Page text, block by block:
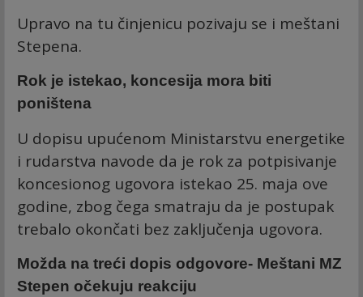
Upravo na tu činjenicu pozivaju se i meštani
Stepena.
Rok je istekao, koncesija mora biti
poništena
U dopisu upućenom Ministarstvu energetike
i rudarstva navode da je rok za potpisivanje
koncesionog ugovora istekao 25. maja ove
godine, zbog čega smatraju da je postupak
trebalo okončati bez zaključenja ugovora.
Možda na treći dopis odgovore- Meštani MZ
Stepen očekuju reakciju